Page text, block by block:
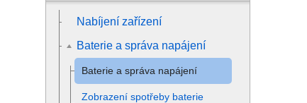
Nabíjení zařízení
Baterie a správa napájení
Baterie a správa napájení
Zobrazení spotřeby baterie